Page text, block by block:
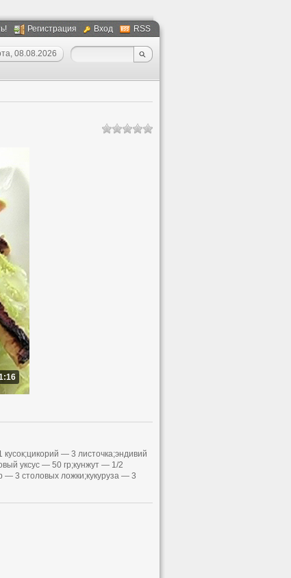
Регистрация Вход RSS
08.08.2026
— 3 листочка;эндивий
уксус — 50 гр;кунжут — 1/2
— 3 столовых ложки;кукуруза — 3